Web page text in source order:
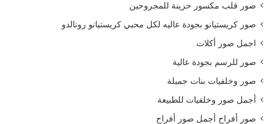
صور قلب مكسور حزينة للمجروحين
صور كريستيانو بجودة عاليه لكل محبي كريستيانو رونالدو
اجمل صور أكلات
صور للرسم بجودة عالية
صور وخلفيات بنات جميلة
أجمل صور وخلفيات للطبيعة
صور أفراح أجمل صور أفراح